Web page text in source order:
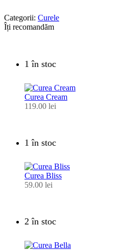
Categorii: Curele
Îți recomandăm
1 în stoc
Curea Cream
119.00 lei
1 în stoc
Curea Bliss
59.00 lei
2 în stoc